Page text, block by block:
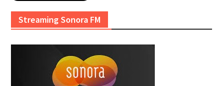
Streaming Sonora FM